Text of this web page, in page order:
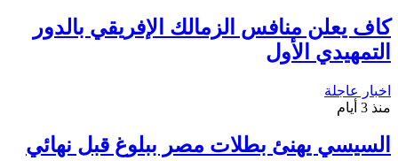
كاف يعلن منافس الزمالك الإفريقي بالدور
التمهيدي الأول
اخبار عاجلة
منذ 3 أيام
السيسي يهنئ بطلات مصر ببلوغ قبل نهائي